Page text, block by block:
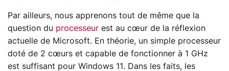
Par ailleurs, nous apprenons tout de même que la
question du processeur est au cœur de la réflexion
actuelle de Microsoft. En théorie, un simple processeur
doté de 2 cœurs et capable de fonctionner à 1 GHz
est suffisant pour Windows 11. Dans les faits, les